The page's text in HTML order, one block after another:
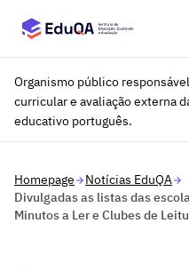
Organismo público
curricular e avaliação externa
educativo português.
Homepage
Notícias EduQA
Divulgadas as listas das
Minutos a Ler e Clubes de